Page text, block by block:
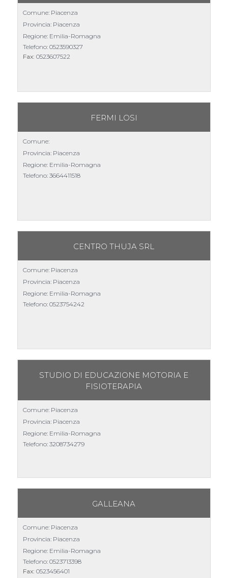
Comune: Piacenza
Provincia: Piacenza
Regione: Emilia-Romagna
Telefono: 0523590327
Fax: 0523607522
FERMI LOSI
Comune:
Provincia: Piacenza
Regione: Emilia-Romagna
Telefono: 3664411518
CENTRO THUJA SRL
Comune: Piacenza
Provincia: Piacenza
Regione: Emilia-Romagna
Telefono: 0523754242
STUDIO DI EDUCAZIONE MOTORIA E
FISIOTERAPIA
Comune: Piacenza
Provincia: Piacenza
Regione: Emilia-Romagna
Telefono: 3208734279
GALLEANA
Comune: Piacenza
Provincia: Piacenza
Regione: Emilia-Romagna
Telefono: 0523713398
Fax: 0523456401